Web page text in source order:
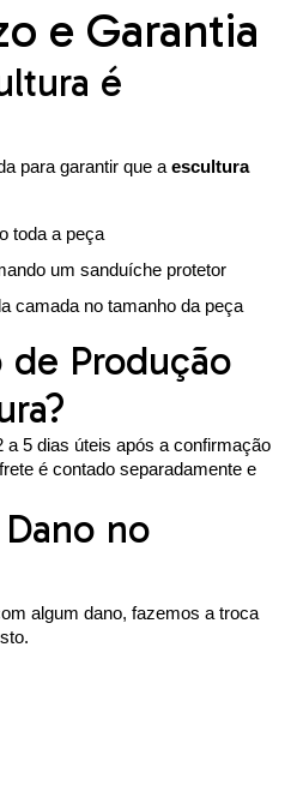
e Garantia
é
para garantir que a escultura
toda a peça
um sanduíche protetor
camada no tamanho da peça
de Produção
a 5 dias úteis após a confirmação
é contado separadamente e
no
algum dano, fazemos a troca